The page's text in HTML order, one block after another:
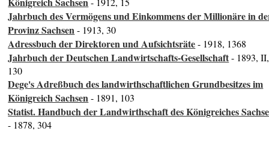
Jahrbuch des Vermögens und Einkommens der Millionäre in
Provinz Sachsen- 1913, 30
Adressbuch der Direktoren und Aufsichtsräte- 1918, 1368
Jahrbuch der Deutschen Landwirtschafts-Gesellschaft- 1893, II,
130
Dege's Adreßbuch des landwirthschaftlichen Grundbesitzes im
Königreich Sachsen- 1891, 103
Statist. Handbuch der Landwirthschaft des Königreiches
- 1878, 304